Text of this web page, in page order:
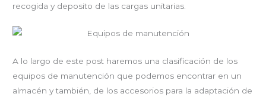
recogida y deposito de las cargas unitarias.
A lo largo de este post haremos una clasificación de los
equipos de manutención que podemos encontrar en un
almacén y también, de los accesorios para la adaptación de